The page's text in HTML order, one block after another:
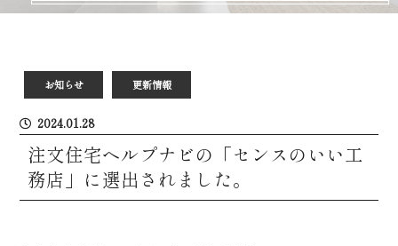
お知らせ 更新情報
2024.01.28
注文住宅ヘルプナビの「センスのいい工
務店」に選出されました。